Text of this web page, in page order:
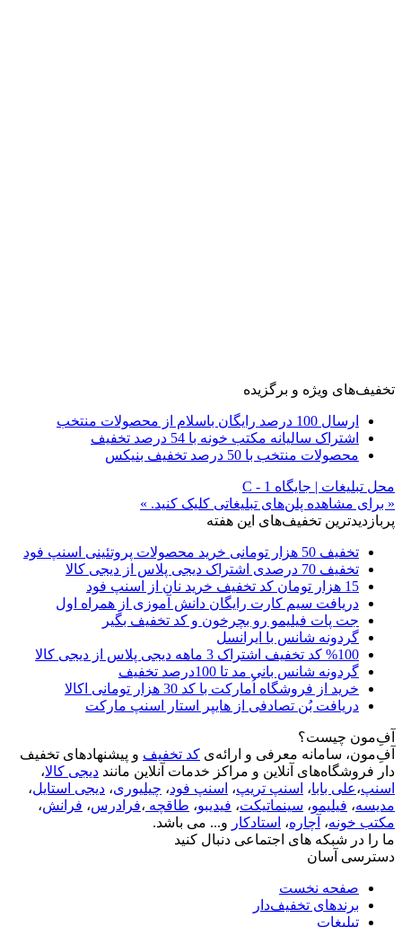
تخفیف‌های ویژه و برگزیده
ارسال 100 درصد رایگان باسلام از محصولات منتخب
اشتراک سالیانه مکتب خونه با 54 درصد تخفیف
محصولات منتخب با 50 درصد تخفیف بنیکس
محل تبلیغات | جایگاه C - 1
« برای مشاهده پلن‌های تبلیغاتی کلیک کنید. »
پربازدیدترین تخفیف‌های این هفته
تخفیف 50 هزار تومانی خرید محصولات پروتئینی اسنپ فود
تخفیف 70 درصدی اشتراک دیجی پلاس از دیجی کالا
15 هزار تومان کد تخفیف خرید نان از اسنپ فود
دریافت سیم کارت رایگان دانش آموزی از همراه اول
جت پات فیلیمو رو بچرخون و کد تخفیف بگیر
گردونه شانس با ایرانسل
%100 کد تخفیف اشتراک 3 ماهه دیجی پلاس از دیجی کالا
گردونه شانس بانی مد تا 100درصد تخفیف
خرید از فروشگاه اُمارکت با کد 30 هزار تومانی اکالا
دریافت بُن تصادفی از هایپر استار اسنپ مارکت
آفِ‌مون چیست؟
آفِ‌مون، سامانه معرفی و ارائه‌ی کد تخفیف و پیشنهادهای تخفیف
دار فروشگاه‌های آنلاین و مراکز خدمات آنلاین مانند دیجی کالا،
اسنپ،علی بابا، اسنپ تریپ، اسنپ فود، چیلیوری، دیجی استایل،
مدیسه، فیلیمو، سینماتیکت، فیدیبو، طاقچه ،فرادرس، فرانش،
مکتب خونه، آچاره، استادکار و... می باشد.
ما را در شبکه های اجتماعی دنبال کنید
دسترسی آسان
صفحه نخست
برندهای تخفیف‌دار
تبلیغات